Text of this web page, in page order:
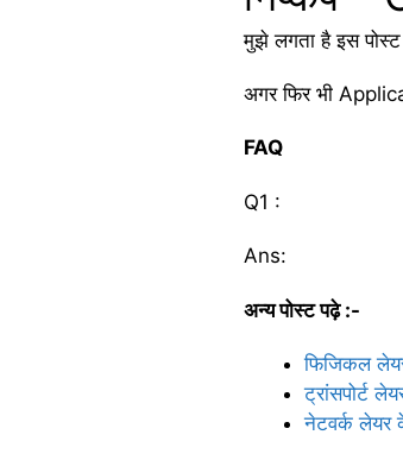
मुझे लगता है इस
अगर फिर भी
FAQ
Q1 :
Ans:
अन्य पोस्ट पढ़े :-
फिजिकल
ट्रांसपोर्ट
नेटवर्क लेयर